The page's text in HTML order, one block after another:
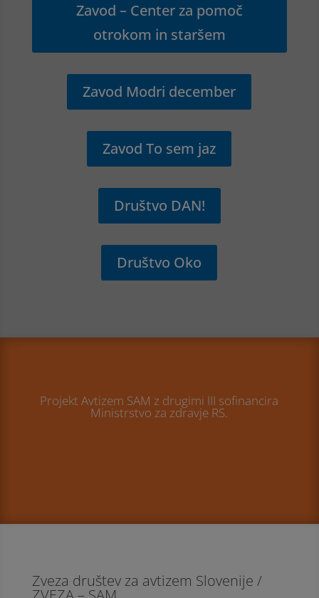
Zavod – Center za pomoč
otrokom in staršem
Zavod Modri december
Zavod To sem jaz
Društvo DAN!
Društvo Oko
Projekt Avtizem SAM z drugimi III sofinancira
Ministrstvo za zdravje RS.
Zveza društev za avtizem Slovenije /